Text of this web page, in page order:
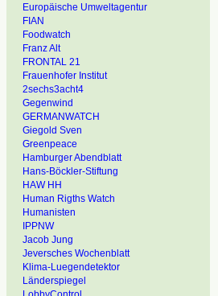
Europäische Umweltagentur
FIAN
Foodwatch
Franz Alt
FRONTAL 21
Frauenhofer Institut
2sechs3acht4
Gegenwind
GERMANWATCH
Giegold Sven
Greenpeace
Hamburger Abendblatt
Hans-Böckler-Stiftung
HAW HH
Human Rigths Watch
Humanisten
IPPNW
Jacob Jung
Jeversches Wochenblatt
Klima-Luegendetektor
Länderspiegel